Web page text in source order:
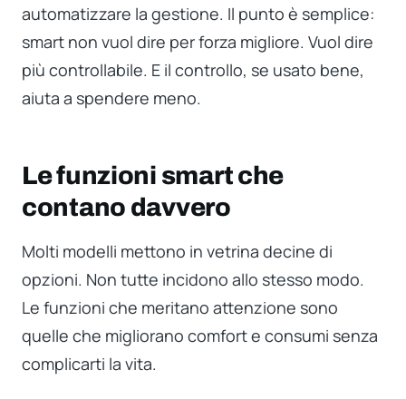
automatizzare la gestione. Il punto è semplice:
smart non vuol dire per forza migliore. Vuol dire
più controllabile. E il controllo, se usato bene,
aiuta a spendere meno.
Le funzioni smart che
contano davvero
Molti modelli mettono in vetrina decine di
opzioni. Non tutte incidono allo stesso modo.
Le funzioni che meritano attenzione sono
quelle che migliorano comfort e consumi senza
complicarti la vita.